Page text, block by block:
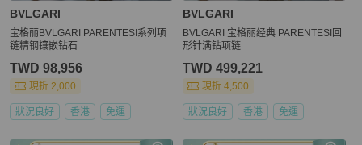
BVLGARI
宝格丽BVLGARI PARENTESI系列项
链精钢镶嵌钻石
TWD 98,956
現折 2,000
狀況良好 香港 免運
BVLGARI
BVLGARI 宝格丽经典 PARENTESI回
形针满钻项链
TWD 499,221
現折 4,500
狀況良好 香港 免運